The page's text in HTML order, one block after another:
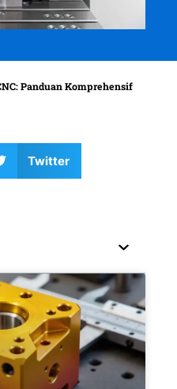
Panduan Komprehensif
Twitter